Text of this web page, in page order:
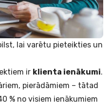
lai varētu pieteikties un
ir klienta ienākumi.
pierādāmiem – tātad
% no visiem ienākumiem